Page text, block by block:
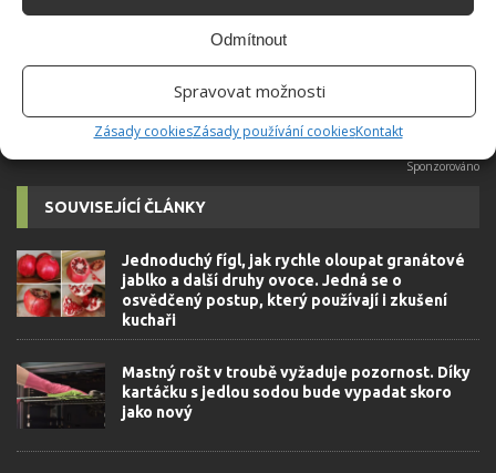
Odmítnout
Spravovat možnosti
Zásady cookiesZásady používání cookiesKontakt
MASTNOTA
STŘEPY STROUHANKA
SOUVISEJÍCÍ ČLÁNKY
Jednoduchý fígl, jak rychle oloupat granátové
jablko a další druhy ovoce. Jedná se o
osvědčený postup, který používají i zkušení
kuchaři
Mastný rošt v troubě vyžaduje pozornost. Díky
kartáčku s jedlou sodou bude vypadat skoro
jako nový